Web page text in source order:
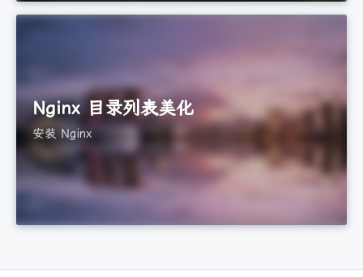
Nginx 目录列表美化
安装 Nginx